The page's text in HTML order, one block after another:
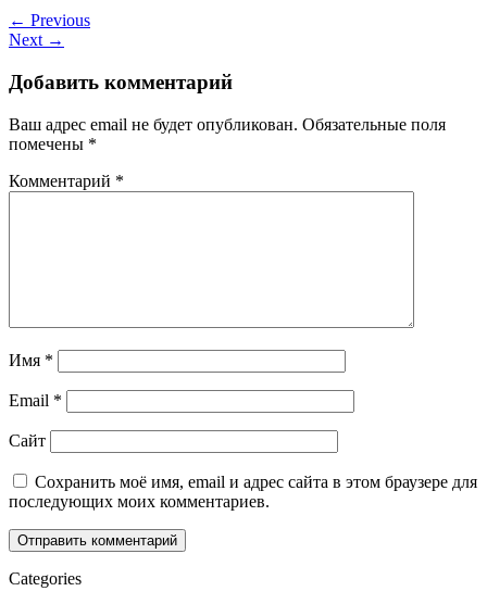
← Previous
Next →
Добавить комментарий
Ваш адрес email не будет опубликован. Обязательные поля
помечены *
Комментарий *
Имя *
Email *
Сайт
Сохранить моё имя, email и адрес сайта в этом браузере для
последующих моих комментариев.
Categories